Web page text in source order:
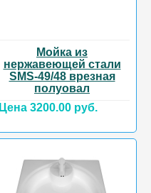
Мойка из
нержавеющей стали
SMS-49/48 врезная
полуовал
Цена 3200.00 руб.